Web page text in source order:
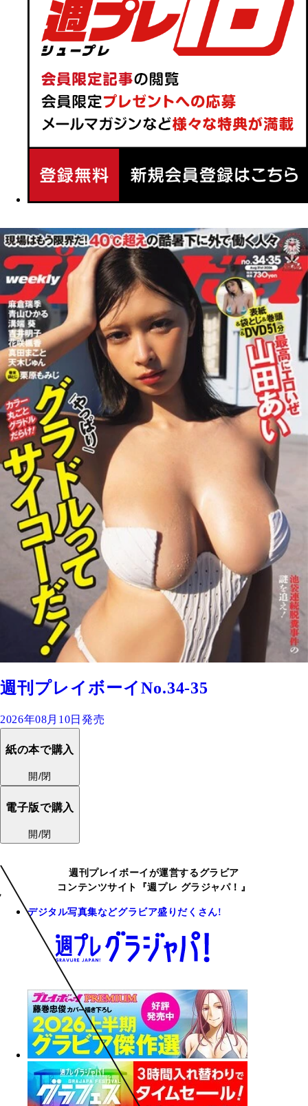
週刊プレイボーイNo.34-35
2026年08月10日発売
紙の本で購入
開/閉
電子版で購入
開/閉
週刊プレイボーイが運営するグラビア
コンテンツサイト『週プレ グラジャパ！』
デジタル写真集などグラビア盛りだくさん!